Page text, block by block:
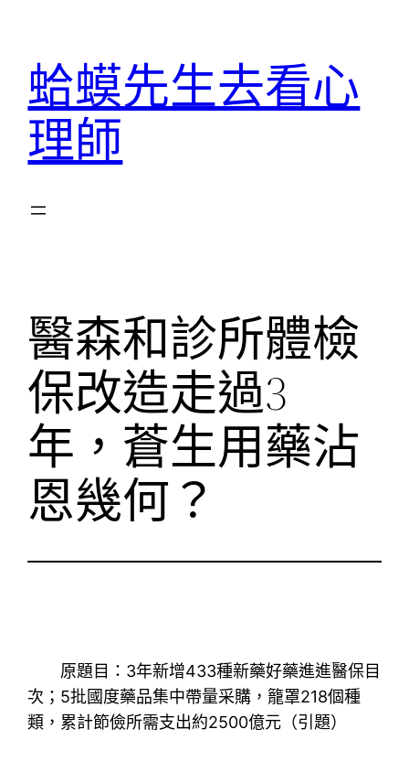
蛤蟆先生去看心
理師
醫森和診所體檢
保改造走過3
年，蒼生用藥沾
恩幾何？
原題目：3年新增433種新藥好藥進進醫保目
次；5批國度藥品集中帶量采購，籠罩218個種
類，累計節儉所需支出約2500億元（引題）